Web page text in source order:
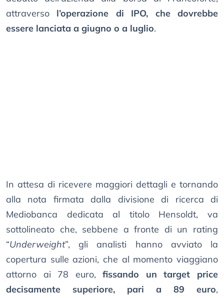
attraverso l’operazione di IPO, che dovrebbe
essere lanciata a giugno o a luglio.
In attesa di ricevere maggiori dettagli e tornando
alla nota firmata dalla divisione di ricerca di
Mediobanca dedicata al titolo Hensoldt, va
sottolineato che, sebbene a fronte di un rating
“Underweight”, gli analisti hanno avviato la
copertura sulle azioni, che al momento viaggiano
attorno ai 78 euro,fissando un target price
decisamente superiore, pari a 89 euro,